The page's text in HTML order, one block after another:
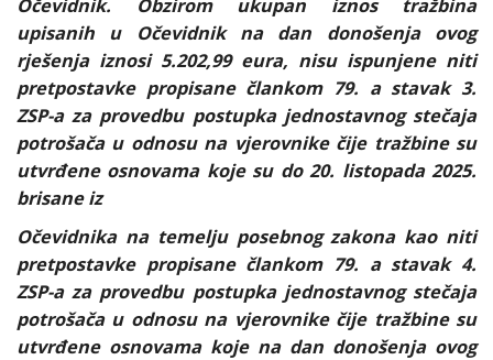
Očevidnik. Obzirom ukupan iznos tražbina
upisanih u Očevidnik na dan donošenja ovog
rješenja iznosi 5.202,99 eura, nisu ispunjene niti
pretpostavke propisane člankom 79. a stavak 3.
ZSP-a za provedbu postupka jednostavnog stečaja
potrošača u odnosu na vjerovnike čije tražbine su
utvrđene osnovama koje su do 20. listopada 2025.
brisane iz
Očevidnika na temelju posebnog zakona kao niti
pretpostavke propisane člankom 79. a stavak 4.
ZSP-a za provedbu postupka jednostavnog stečaja
potrošača u odnosu na vjerovnike čije tražbine su
utvrđene osnovama koje na dan donošenja ovog